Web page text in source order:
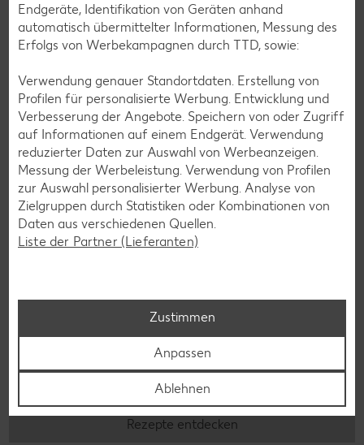
Rezepte entdecken
Laktosefreie Rezepte
Laktoseintoleranz muss dich kulinarisch nicht ausbremsen,
denn es geht auch ohne. Unsere laktosefreien Rezepte
bringen Vielfalt auf den Tisch – für große und kleine
Genießer, für die Lunchbox oder das Abendessen.
Rezepte entdecken
Endgeräte, Identifikation von Geräten anhand
automatisch übermittelter Informationen, Messung des
Erfolgs von Werbekampagnen durch TTD, sowie:
Verwendung genauer Standortdaten. Erstellung von
Profilen für personalisierte Werbung. Entwicklung und
Verbesserung der Angebote. Speichern von oder Zugriff
auf Informationen auf einem Endgerät. Verwendung
reduzierter Daten zur Auswahl von Werbeanzeigen.
Messung der Werbeleistung. Verwendung von Profilen
zur Auswahl personalisierter Werbung. Analyse von
Zielgruppen durch Statistiken oder Kombinationen von
Daten aus verschiedenen Quellen.
Liste der Partner (Lieferanten)
Zustimmen
Anpassen
Ablehnen